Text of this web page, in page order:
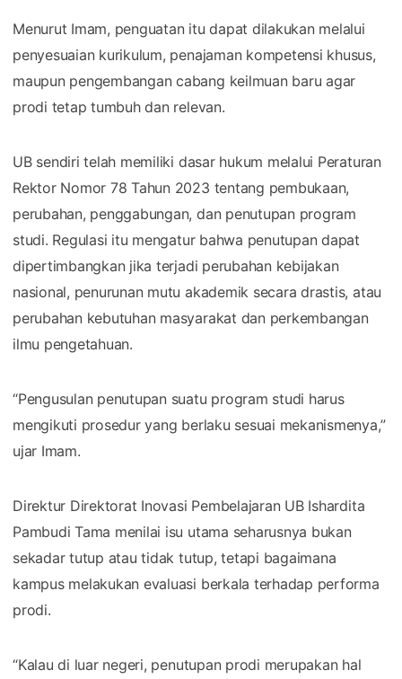
Menurut Imam, penguatan itu dapat dilakukan melalui
penyesuaian kurikulum, penajaman kompetensi khusus,
maupun pengembangan cabang keilmuan baru agar
prodi tetap tumbuh dan relevan.
UB sendiri telah memiliki dasar hukum melalui Peraturan
Rektor Nomor 78 Tahun 2023 tentang pembukaan,
perubahan, penggabungan, dan penutupan program
studi. Regulasi itu mengatur bahwa penutupan dapat
dipertimbangkan jika terjadi perubahan kebijakan
nasional, penurunan mutu akademik secara drastis, atau
perubahan kebutuhan masyarakat dan perkembangan
ilmu pengetahuan.
“Pengusulan penutupan suatu program studi harus
mengikuti prosedur yang berlaku sesuai mekanismenya,”
ujar Imam.
Direktur Direktorat Inovasi Pembelajaran UB Ishardita
Pambudi Tama menilai isu utama seharusnya bukan
sekadar tutup atau tidak tutup, tetapi bagaimana
kampus melakukan evaluasi berkala terhadap performa
prodi.
“Kalau di luar negeri, penutupan prodi merupakan hal